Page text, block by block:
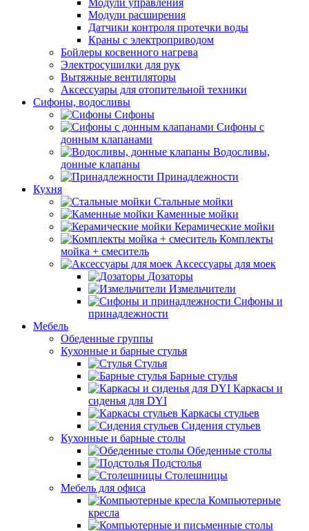
Модули управления
Модули расширения
Датчики контроля протечки воды
Краны с электроприводом
Бойлеры косвенного нагрева
Электросушилки для рук
Вытяжные вентиляторы
Аксессуары для отопительной техники
Сифоны, водосливы
Сифоны
Сифоны с
донным клапанами
Водосливы,
донные клапаны
Принадлежности
Кухня
Стальные мойки
Каменные мойки
Керамические мойки
Комплекты
мойка + смеситель
Аксессуары для моек
Дозаторы
Измельчители
Сифоны и
принадлежности
Мебель
Обеденные группы
Кухонные и барные стулья
Стулья
Барные стулья
Каркасы и
сиденья для DYI
Каркасы стульев
Сидения стульев
Кухонные и барные столы
Обеденные столы
Подстолья
Столешницы
Мебель для офиса
Компьютерные
кресла